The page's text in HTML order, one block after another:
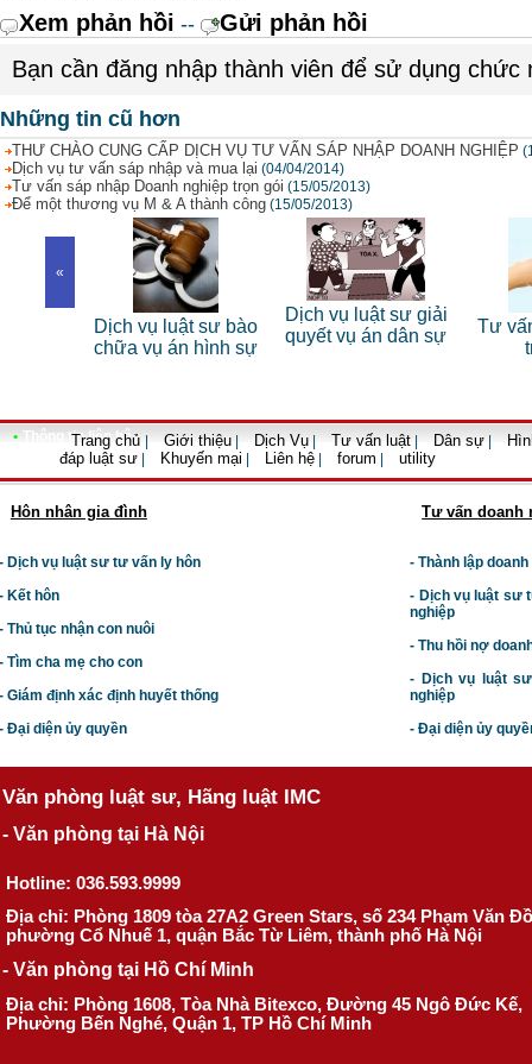
Xem phản hồi --
Gửi phản hồi
Bạn cần đăng nhập thành viên để sử dụng chức
Những tin cũ hơn
THƯ CHÀO CUNG CẤP DỊCH VỤ TƯ VẤN SÁP NHẬP DOANH NGHIỆP
Dịch vụ tư vấn sáp nhập và mua lại (04/04/2014)
Tư vấn sáp nhập Doanh nghiệp trọn gói (15/05/2013)
Để một thương vụ M & A thành công (15/05/2013)
«
Dịch vụ luật sư bào
chữa vụ án hình sự
Dịch vụ luật sư giải
quyết vụ án dân sự
Tư vấn
• Thông tin liên hệ
Trang chủ Giới thiệu Dịch Vụ Tư vấn luật Dân sự
đáp luật sư
Khuyến mại Liên hệ forum utility
Hôn nhân gia đình
Dịch vụ luật sư tư vấn ly hôn
Kết hôn
Thủ tục nhận con nuôi
Tìm cha mẹ cho con
Giám định xác định huyết thống
Đại diện ủy quyền
Tư vấn doanh
- Thành lập
- Dịch vụ luật sư t
nghiệp
- Thu hồi nợ
- Dịch vụ luật
nghiệp
- Đại diện ủy
Văn phòng luật sư, Hãng luật IMC
- Văn phòng tại Hà Nội
Hotline: 036.593.9999
Địa chỉ: Phòng 1809 tòa 27A2 Green Stars, số 234 Phạm Văn
phường Cổ Nhuế 1, quận Bắc Từ Liêm, thành phố Hà Nội
- Văn phòng tại Hồ Chí Minh
Địa chỉ: Phòng 1608, Tòa Nhà Bitexco, Đường 45 Ngô Đức Kế,
Phường Bến Nghé, Quận 1, TP Hồ Chí Minh